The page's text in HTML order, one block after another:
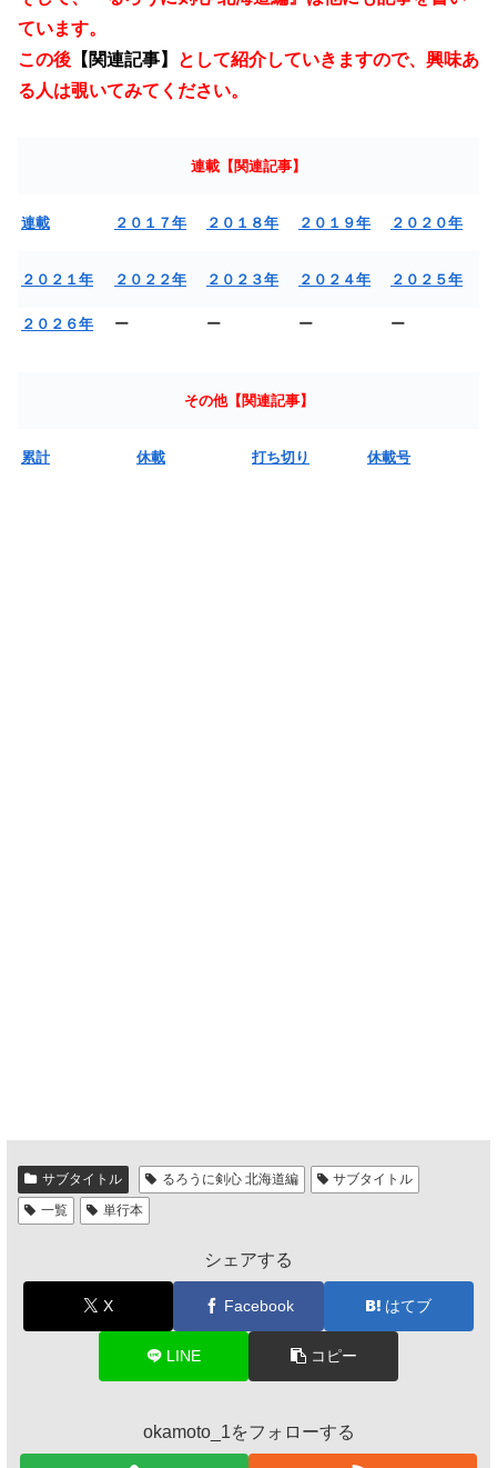
ています。
この後 【関連記事】
として紹介していきますので、興味あ
る人は覗いてみてください。
連載【関連記事】
連載 ２０１７年 ２０１８年 ２０１９年 ２０２０年
２０２１年 ２０２２年 ２０２３年 ２０２４年 ２０２５年
２０２６年 ー ー ー ー
その他【関連記事】
累計 休載 打ち切り 休載号
サブタイトル るろうに剣心 北海道編
サブタイトル
一覧
単行本
シェアする
X Facebook はてブ
LINE コピー
okamoto_1をフォローする